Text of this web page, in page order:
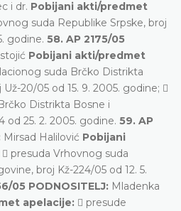
i dr. Pobijani akti/predmet
suda Republike Srpske, broj
godine. 58. AP 2175/05
Pobijani akti/predmet
suda Brčko Distrikta
20/05 od 15. 9. 2005. godine; 
Distrikta Bosne i
od 25. 2. 2005. godine. 59. AP
Mirsad Halilović Pobijani
 presuda Vrhovnog suda
broj Kž-224/05 od 12. 5.
05 PODNOSITELJ: Mladenka
apelacije:  presude